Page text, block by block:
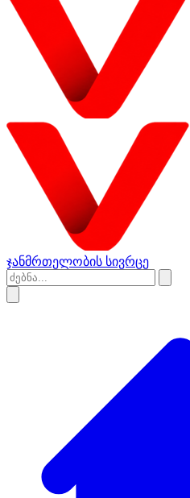
ჯანმრთელობის სივრცე